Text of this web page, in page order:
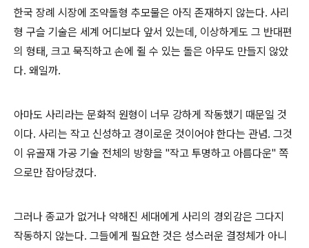
한국 장례 시장에 조약돌형 추모물은 아직 존재하지 않는다. 사리
형 구슬 기술은 세계 어디보다 앞서 있는데, 이상하게도 그 반대편
의 형태, 크고 묵직하고 손에 쥘 수 있는 돌은 아무도 만들지 않았
다. 왜일까.
아마도 사리라는 문화적 원형이 너무 강하게 작동했기 때문일 것
이다. 사리는 작고 신성하고 경이로운 것이어야 한다는 관념. 그것
이 유골재 가공 기술 전체의 방향을 "작고 투명하고 아름다운" 쪽
으로만 잡아당겼다.
그러나 종교가 없거나 약해진 세대에게 사리의 경외감은 그다지
작동하지 않는다. 그들에게 필요한 것은 성스러운 결정체가 아니